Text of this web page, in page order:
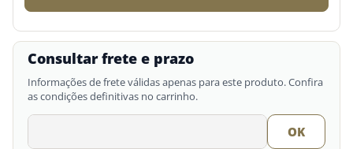
Consultar frete e prazo
Informações de frete válidas apenas para este produto. Confira
as condições definitivas no carrinho.